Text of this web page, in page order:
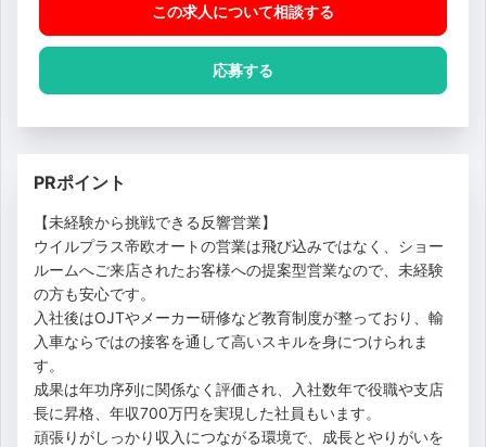
この求人について相談する
応募する
PRポイント
【未経験から挑戦できる反響営業】
ウイルプラス帝欧オートの営業は飛び込みではなく、ショー
ルームへご来店されたお客様への提案型営業なので、未経験
の方も安心です。
入社後はOJTやメーカー研修など教育制度が整っており、輸
入車ならではの接客を通して高いスキルを身につけられま
す。
成果は年功序列に関係なく評価され、入社数年で役職や支店
長に昇格、年収700万円を実現した社員もいます。
頑張りがしっかり収入につながる環境で、成長とやりがいを